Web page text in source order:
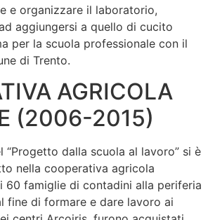
e organizzare il laboratorio,
aggiungersi a quello di cucito
per la scuola professionale con il
di Trento.
AGRICOLA
(2006-2015)
“Progetto dalla scuola al lavoro” si è
nella cooperativa agricola
60 famiglie di contadini alla periferia
fine di formare e dare lavoro ai